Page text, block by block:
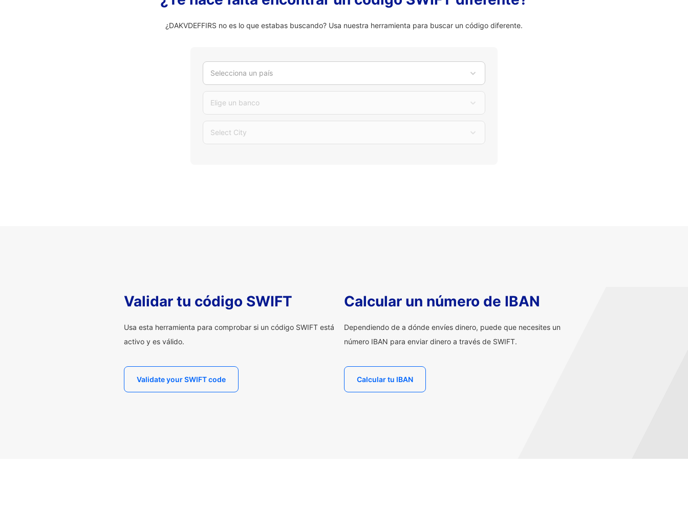
¿DAKVDEFFIRS no es lo que estabas buscando? Usa nuestra herramienta para buscar un código diferente.
Selecciona un país
Elige un banco
Select City
Validar tu código SWIFT
Usa esta herramienta para comprobar si un código SWIFT está
activo y es válido.
Validate your SWIFT code
Calcular un número de IBAN
Dependiendo de a dónde envíes dinero, puede que necesites un
número IBAN para enviar dinero a través de SWIFT.
Calcular tu IBAN